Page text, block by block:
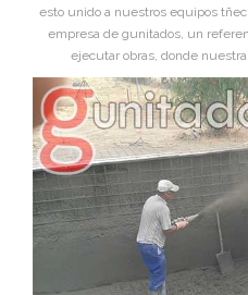
esto unido a nuestros equipos
empresa de gunitados, un
ejecutar obras, donde